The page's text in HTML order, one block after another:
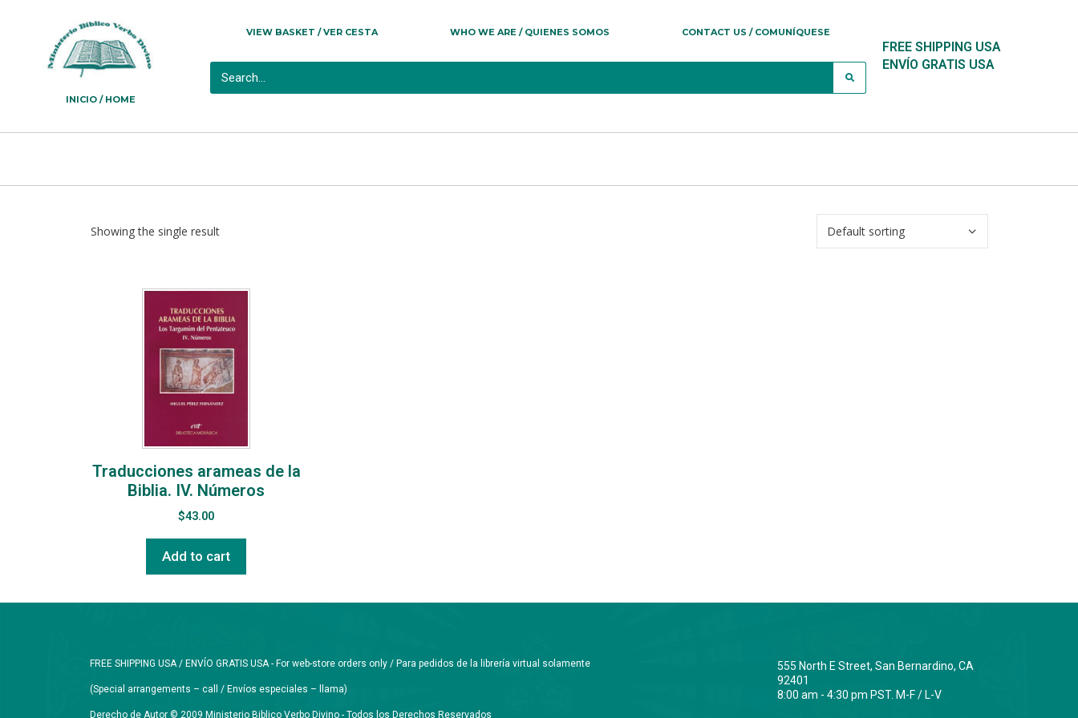
INICIO / HOME
VIEW BASKET / VER CESTA WHO WE ARE / QUIENES SOMOS CONTACT US / COMUNÍQUESE
FREE SHIPPING USA
ENVÍO GRATIS USA
Showing the single result
Traducciones arameas de la
Biblia. IV. Números
$43.00
Add to cart
FREE SHIPPING USA / ENVÍO GRATIS USA - For web-store orders only / Para pedidos de la librería virtual solamente
(Special arrangements – call / Envíos especiales – llama)
Derecho de Autor © 2009 Ministerio Biblico Verbo Divino - Todos los Derechos Reservados
555 North E Street, San Bernardino, CA
92401
8:00 am - 4:30 pm PST. M-F / L-V